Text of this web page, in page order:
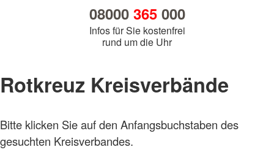
08000 365000
Infos für Sie kostenfrei
rund um die Uhr
Rotkreuz Kreisverbände
Bitte klicken Sie auf den Anfangsbuchstaben des
gesuchten Kreisverbandes.